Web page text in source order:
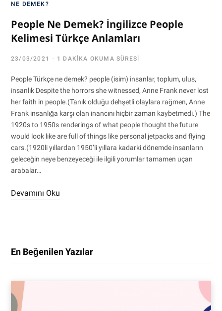
NE DEMEK?
People Ne Demek? İngilizce People
Kelimesi Türkçe Anlamları
23/03/2021 1 DAKIKA OKUMA SÜRESI
People Türkçe ne demek? people (isim) insanlar, toplum, ulus,
insanlık Despite the horrors she witnessed, Anne Frank never lost
her faith in people.(Tanık olduğu dehşetli olaylara rağmen, Anne
Frank insanlığa karşı olan inancını hiçbir zaman kaybetmedi.) The
1920s to 1950s renderings of what people thought the future
would look like are full of things like personal jetpacks and flying
cars.(1920li yıllardan 1950’li yıllara kadarki dönemde insanların
geleceğin neye benzeyeceği ile ilgili yorumlar tamamen uçan
arabalar…
Devamını Oku
En Beğenilen Yazılar